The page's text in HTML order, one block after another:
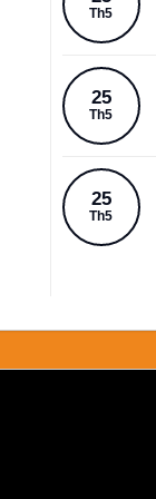
Th5
25
Th5
25
Th5